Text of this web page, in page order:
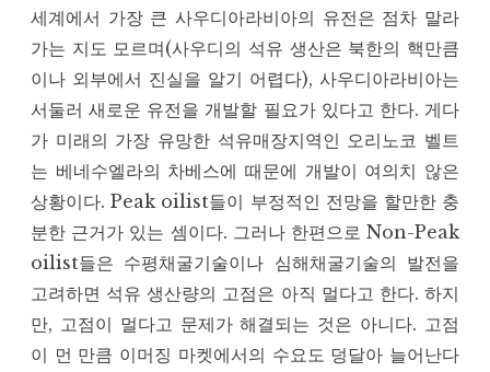
세계에서 가장 큰 사우디아라비아의 유전은 점차 말라
가는 지도 모르며(사우디의 석유 생산은 북한의 핵만큼
이나 외부에서 진실을 알기 어렵다), 사우디아라비아는
서둘러 새로운 유전을 개발할 필요가 있다고 한다. 게다
가 미래의 가장 유망한 석유매장지역인 오리노코 벨트
는 베네수엘라의 차베스에 때문에 개발이 여의치 않은
상황이다. Peak oilist들이 부정적인 전망을 할만한 충
분한 근거가 있는 셈이다. 그러나 한편으로 Non-Peak
oilist들은 수평채굴기술이나 심해채굴기술의 발전을
고려하면 석유 생산량의 고점은 아직 멀다고 한다. 하지
만, 고점이 멀다고 문제가 해결되는 것은 아니다. 고점
이 먼 만큼 이머징 마켓에서의 수요도 덩달아 늘어난다